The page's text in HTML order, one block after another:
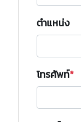
ตำแหน่ง
โทรศัพท์